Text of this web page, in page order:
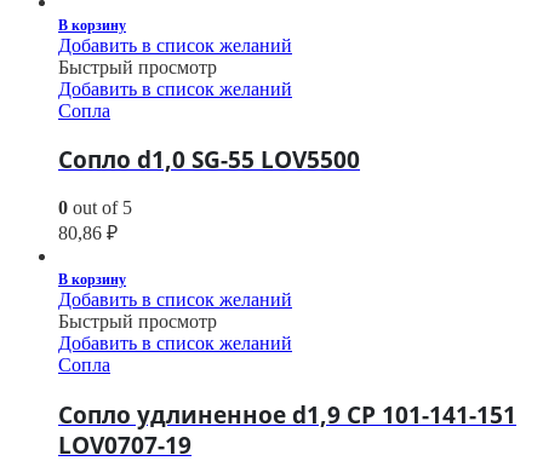
В корзину
Добавить в список желаний
Быстрый просмотр
Добавить в список желаний
Сопла
Сопло d1,0 SG-55 LOV5500
0 out of 5
80,86 ₽
В корзину
Добавить в список желаний
Быстрый просмотр
Добавить в список желаний
Сопла
Сопло удлиненное d1,9 CP 101-141-151
LOV0707-19